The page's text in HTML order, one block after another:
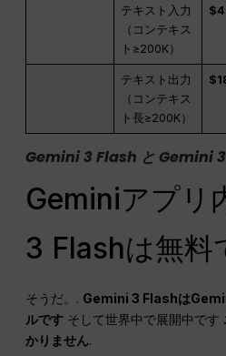
テキスト入力
（コンテキス
ト≥200K）
テキスト出力
（コンテキス
ト長≥200K）
Gemini 3 Flash と Gemini 3
Geminiアプリ
3 Flashは無料
そうだ。. Gemini 3 Flashは
ルです そして世界中で展開中です
かりません.